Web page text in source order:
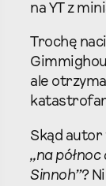
na YT z
Trochę
ale
Skąd autor
„na
Sinnoh”?